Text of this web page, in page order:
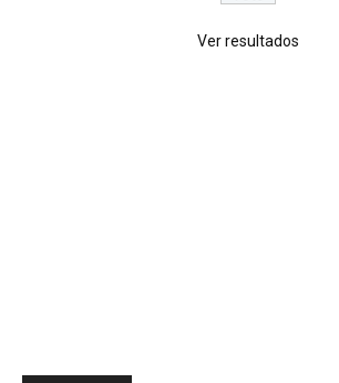
Ver resultados